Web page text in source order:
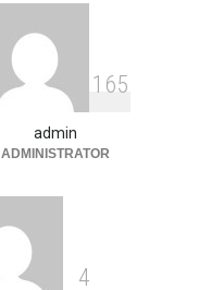
1 65
admin
ADMINISTRATOR
4